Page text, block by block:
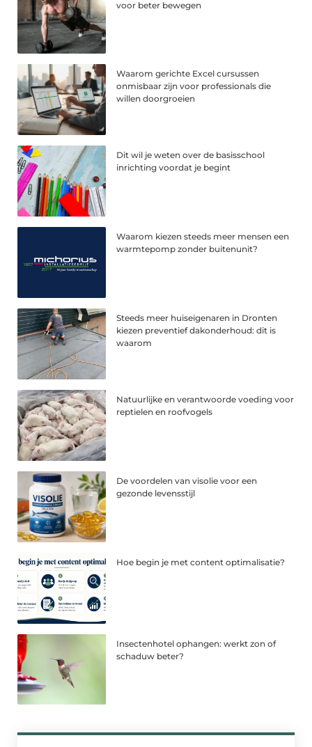
voor beter bewegen
Waarom gerichte Excel cursussen
onmisbaar zijn voor professionals die
willen doorgroeien
Dit wil je weten over de basisschool
inrichting voordat je begint
Waarom kiezen steeds meer mensen een
warmtepomp zonder buitenunit?
Steeds meer huiseigenaren in Dronten
kiezen preventief dakonderhoud: dit is
waarom
Natuurlijke en verantwoorde voeding voor
reptielen en roofvogels
De voordelen van visolie voor een
gezonde levensstijl
Hoe begin je met content optimalisatie?
Insectenhotel ophangen: werkt zon of
schaduw beter?